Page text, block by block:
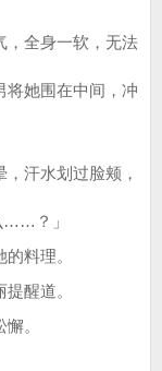
全身一软，无法
将她围在中间，冲
汗水划过脸颊，
……？」
料理。
醒道。
。